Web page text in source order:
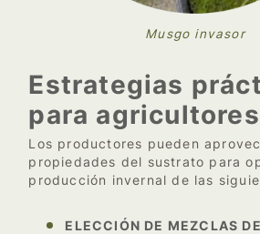
Musgo invasor
Estrategias
para agricultores
Los productores pueden
propiedades del sustrato para
producción invernal de las
ELECCIÓN DE MEZCLAS